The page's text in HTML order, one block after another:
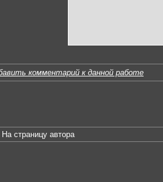
комментарий к данной работе
страницу автора